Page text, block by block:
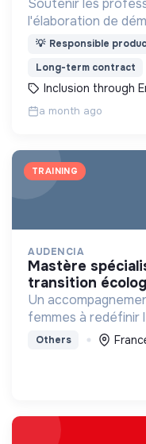
Soutenir les
l'élaboration de
fournissant des
💡 Responsible
Long-term contract
Inclusion through
a month ago
TRAINING
AUDENCIA
mastère spécialisé acteur pour la
transition
Un
femmes à redéfinir
clarté
Others